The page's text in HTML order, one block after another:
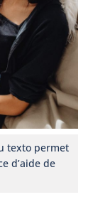
texto permet
d’aide de